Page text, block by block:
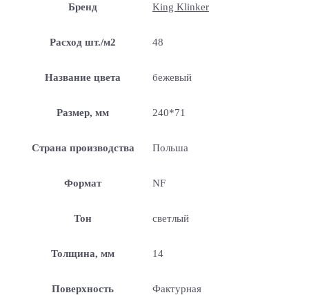
Бренд King Klinker
Расход шт./м2 48
Название цвета бежевый
Размер, мм 240*71
Страна производства Польша
Формат NF
Тон светлый
Толщина, мм 14
Поверхность Фактурная